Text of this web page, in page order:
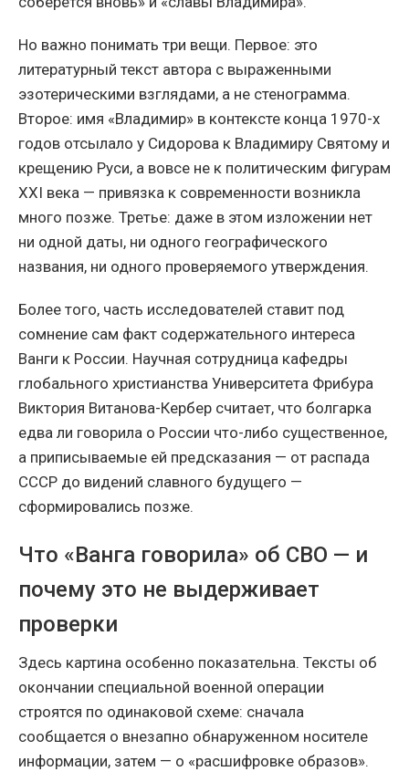
Но важно понимать три вещи. Первое: это
литературный текст автора с выраженными
эзотерическими взглядами, а не стенограмма.
Второе: имя «Владимир» в контексте конца 1970-х
годов отсылало у Сидорова к Владимиру Святому и
крещению Руси, а вовсе не к политическим фигурам
XXI века — привязка к современности возникла
много позже. Третье: даже в этом изложении нет
ни одной даты, ни одного географического
названия, ни одного проверяемого утверждения.
Более того, часть исследователей ставит под
сомнение сам факт содержательного интереса
Ванги к России. Научная сотрудница кафедры
глобального христианства Университета Фрибура
Виктория Витанова-Кербер считает, что болгарка
едва ли говорила о России что-либо существенное,
а приписываемые ей предсказания — от распада
СССР до видений славного будущего —
сформировались позже.
Что «Ванга говорила» об СВО — и
почему это не выдерживает
проверки
Здесь картина особенно показательна. Тексты об
окончании специальной военной операции
строятся по одинаковой схеме: сначала
сообщается о внезапно обнаруженном носителе
информации, затем — о «расшифровке образов».